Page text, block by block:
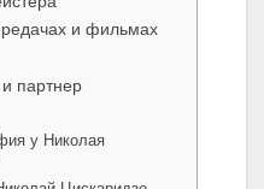
и фильмах
партнер
у Николая